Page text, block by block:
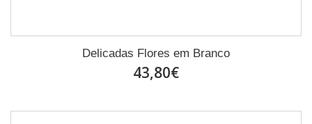
Delicadas Flores em Branco
43,80€